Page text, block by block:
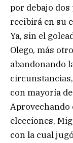
por debajo
recibirá en su
Ya, sin el
Olego, más
abandonando
con mayoría
Aprovechando
elecciones,
con la cual